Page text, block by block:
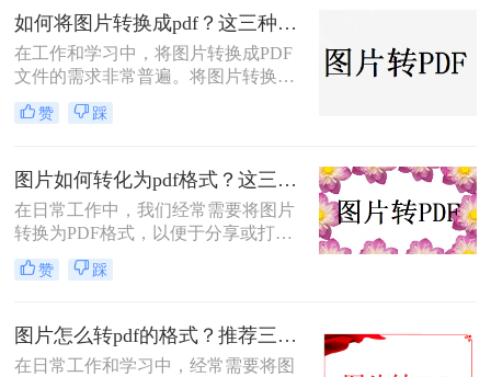
模糊、页面错位，甚至隐私泄露。本
文基于实际测试，对比四种主流图片
转PDF方案，按场景给出明确建议，
帮你少走弯路。
如何将图片转换成pdf？这三种方法帮助你解决问题！
在工作和学习中，将图片转换成PDF
文件的需求非常普遍。将图片转换成
PDF不仅可以方便地整合多张图片，
还可以确保文件格式的一致性和兼容
文将介绍三种常见的图片转PDF方
法。
赞 踩
图片如何转化为pdf格式？这三个实用指南收好！
在日常工作中，我们经常需要将图片
转换为PDF格式，以便于分享或打
印。那么图片如何转化为pdf格式呢？
本文将介绍三种将图片转化为PDF格
和适用场景，您可以根据自己的需求
选择最合适的方式。
赞 踩
图片怎么转pdf的格式？推荐三种实用的方法！
在日常工作和学习中，经常需要将图